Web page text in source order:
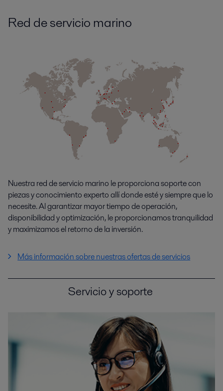
Red de servicio marino
Nuestra red de servicio marino le proporciona soporte con
piezas y conocimiento experto allí donde esté y siempre que lo
necesite. Al garantizar mayor tiempo de operación,
disponibilidad y optimización, le proporcionamos tranquilidad
y maximizamos el retorno de la inversión.
Más información sobre nuestras ofertas de servicios
Servicio y soporte